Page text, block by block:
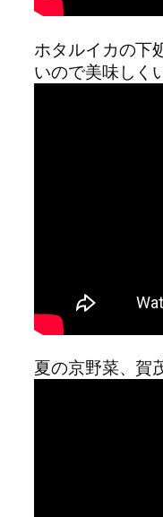
ホタルイカの下
いので美味しく
夏の京野菜、賀